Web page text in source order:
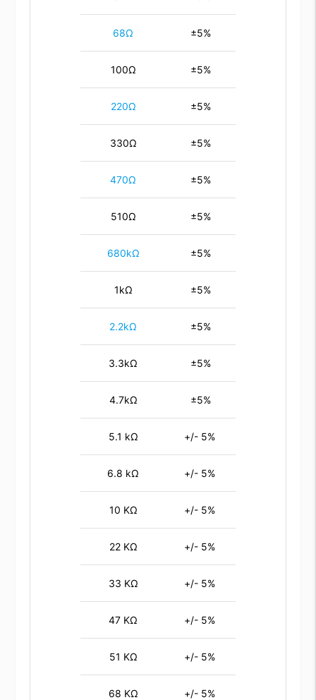
68Ω ±5%
100Ω ±5%
220Ω ±5%
330Ω ±5%
470Ω ±5%
510Ω ±5%
680kΩ ±5%
1kΩ ±5%
2.2kΩ ±5%
3.3kΩ ±5%
4.7kΩ ±5%
5.1 kΩ +/- 5%
6.8 kΩ +/- 5%
10 KΩ +/- 5%
22 KΩ +/- 5%
33 KΩ +/- 5%
47 KΩ +/- 5%
51 KΩ +/- 5%
68 KΩ +/- 5%